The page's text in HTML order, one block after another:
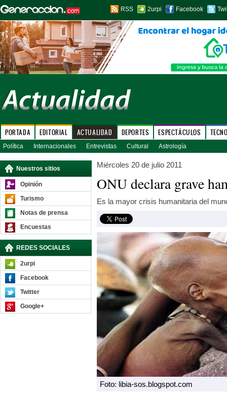
RSS 2urpi Facebook
PORTADA EDITORIAL ACTUALIDAD DEPORTES ESPECTÁCULOS
Política Internacionales Entrevistas Cultural Astrología
Nuestros sitios
Opinión
Turismo
Notas de prensa
Encuestas
REDES SOCIALES
2urpi
Facebook
Twitter
Google+
Miércoles 20 de julio 2011
ONU declara grave
Es la mayor crisis humanitaria del
Foto: libia-sos.blogspot.com